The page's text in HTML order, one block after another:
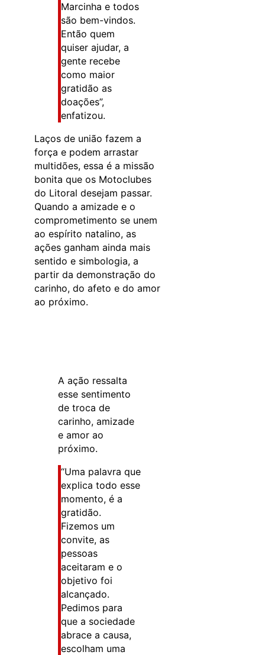
Marcinha e todos
são bem-vindos.
Então quem
quiser ajudar, a
gente recebe
como maior
gratidão as
doações”,
enfatizou.
Laços de união fazem a
força e podem arrastar
multidões, essa é a missão
bonita que os Motoclubes
do Litoral desejam passar.
Quando a amizade e o
comprometimento se unem
ao espírito natalino, as
ações ganham ainda mais
sentido e simbologia, a
partir da demonstração do
carinho, do afeto e do amor
ao próximo.
A ação ressalta
esse sentimento
de troca de
carinho, amizade
e amor ao
próximo.
“Uma palavra que
explica todo esse
momento, é a
gratidão.
Fizemos um
convite, as
pessoas
aceitaram e o
objetivo foi
alcançado.
Pedimos para
que a sociedade
abrace a causa,
escolham uma